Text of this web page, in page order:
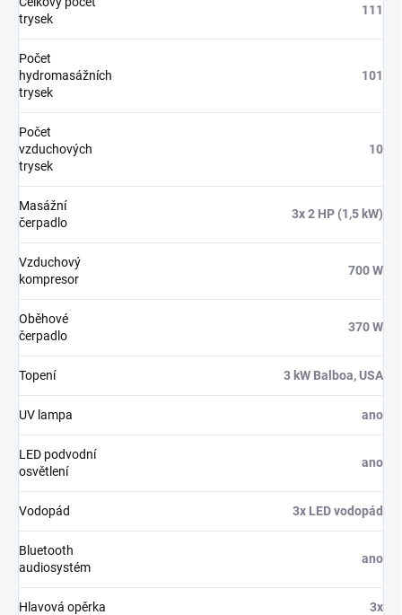
trysek
111
Počet
hydromasážních
trysek
101
Počet
vzduchových
trysek
10
Masážní
čerpadlo
3x 2 HP (1,5 kW)
Vzduchový
kompresor
700 W
Oběhové
čerpadlo
370 W
Topení 3 kW Balboa, USA
UV lampa ano
LED podvodní
osvětlení
ano
Vodopád 3x LED vodopád
Bluetooth
audiosystém
ano
Hlavová opěrka 3x